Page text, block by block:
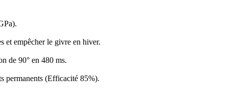
et empêcher le givre en hiver.
de 90° en 480 ms.
permanents (Efficacité 85%).